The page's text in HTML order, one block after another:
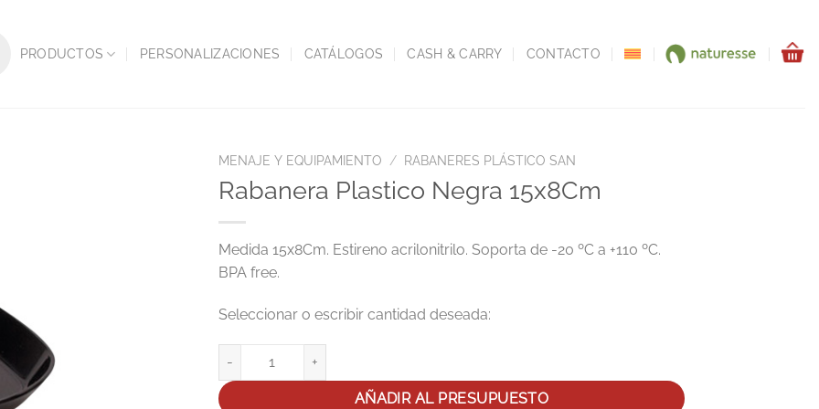
PRODUCTOS PERSONALIZACIONES CATÁLOGOS CASH & CARRY CONTACTO
MENAJE Y EQUIPAMIENTO / RABANERES PLÁSTICO SAN
Rabanera Plastico Negra 15x8Cm
Medida 15x8Cm. Estireno acrilonitrilo. Soporta de -20 ºC a +110 ºC.
BPA free.
AÑADIR AL PRESUPUESTO